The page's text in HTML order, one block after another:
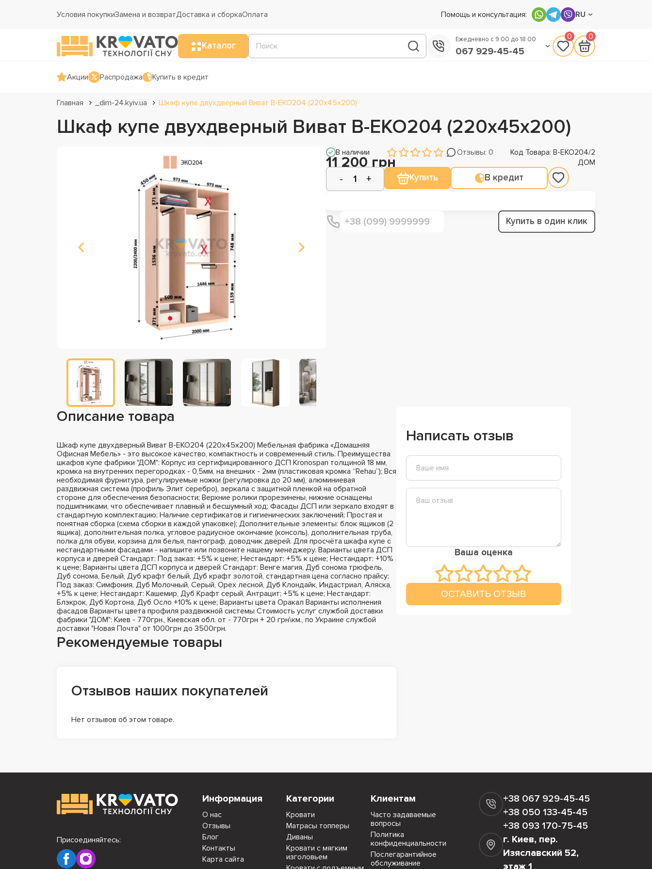
Условия покупкиЗамена и возвратДоставка и сборкаОплата Помощь и консультация: RU
Каталог
Ежедневно с 9:00 до 18:00
067 929-45-45
0 0
Акции Распродажа Купить в кредит
Главная _dim-24.kyiv.ua Шкаф купе двухдверный Виват В-ЕКО204 (220х45х200)
Шкаф купе двухдверный Виват В-ЕКО204 (220х45х200)
В наличии Отзывы: 0 Код Товара: В-ЕКО204/2
11 200 грн ДОМ
Купить В кредит
Купить в один клик
Описание товара
Шкаф купе двухдверный Виват В-ЕКО204 (220х45х200) Мебельная фабрика «Домашняя
Офисная Мебель» - это высокое качество, компактность и современный стиль. Преимущества
шкафов купе фабрики "ДОМ": Корпус из сертифицированного ДСП Kronospan толщиной 18 мм,
кромка на внутренних перегородках - 0,5мм, на внешних - 2мм (пластиковая кромка “Rehau”); Вся
необходимая фурнитура, регулируемые ножки (регулировка до 20 мм), алюминиевая
раздвижная система (профиль Элит серебро), зеркала с защитной пленкой на обратной
стороне для обеспечения безопасности; Верхние ролики прорезинены, нижние оснащены
подшипниками, что обеспечивает плавный и бесшумный ход; Фасады ДСП или зеркало входят в
стандартную комплектацию; Наличие сертификатов и гигиенических заключений; Простая и
понятная сборка (схема сборки в каждой упаковке); Дополнительные элементы: блок ящиков (2
ящика), дополнительная полка, угловое радиусное окончание (консоль), дополнительная труба,
полка для обуви, корзина для белья, пантограф, доводчик дверей. Для просчёта шкафа купе с
нестандартными фасадами - напишите или позвоните нашему менеджеру. Варианты цвета ДСП
корпуса и дверей Стандарт: Под заказ: +5% к цене; Нестандарт: +5% к цене; Нестандарт: +10%
к цене; Варианты цвета ДСП корпуса и дверей Стандарт: Венге магия, Дуб сонома трюфель,
Дуб сонома, Белый, Дуб крафт белый, Дуб крафт золотой, стандартная цена согласно прайсу;
Под заказ: Симфония, Дуб Молочный, Серый, Орех лесной, Дуб Клондайк, Индастриал, Аляска,
+5% к цене; Нестандарт: Кашемир, Дуб Крафт серый, Антрацит; +5% к цене; Нестандарт:
Блэкрок, Дуб Кортона, Дуб Осло +10% к цене; Варианты цвета Оракал Варианты исполнения
фасадов Варианты цвета профиля раздвижной системы Стоимость услуг службой доставки
фабрики "ДОМ": Киев - 770грн., Киевская обл. от - 770грн + 20 грн\км., по Украине службой
доставки "Новая Почта" от 1000грн до 3500грн.
Рекомендуемые товары
Отзывов наших покупателей
Нет отзывов об этом товаре.
Написать отзыв
Ваша оценка
ОСТАВИТЬ ОТЗЫВ
Информация
О нас
Отзывы
Блог
Контакты
Карта сайта
Категории
Кровати
Матрасы топперы
Диваны
Кровати с мягким
изголовьем
Клиентам
Часто задаваемые
вопросы
Политика
конфиденциальности
Послегарантийное
обслуживание
+38 067 929-45-45
+38 050 133-45-45
+38 093 170-75-45
г. Киев, пер.
Изяславский 52,
этаж 1
Присоединяйтесь: